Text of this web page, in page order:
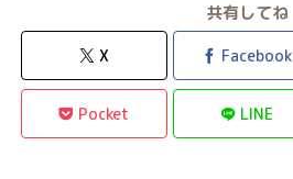
共有してね
X Facebook
Pocket LINE